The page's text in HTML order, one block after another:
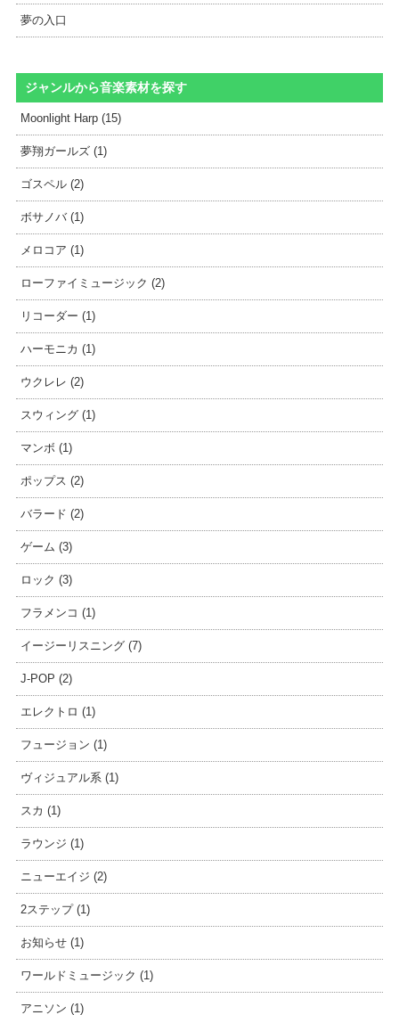
夢の入口
ジャンルから音楽素材を探す
Moonlight Harp (15)
夢翔ガールズ (1)
ゴスペル (2)
ボサノバ (1)
メロコア (1)
ローファイミュージック (2)
リコーダー (1)
ハーモニカ (1)
ウクレレ (2)
スウィング (1)
マンボ (1)
ポップス (2)
バラード (2)
ゲーム (3)
ロック (3)
フラメンコ (1)
イージーリスニング (7)
J-POP (2)
エレクトロ (1)
フュージョン (1)
ヴィジュアル系 (1)
スカ (1)
ラウンジ (1)
ニューエイジ (2)
2ステップ (1)
お知らせ (1)
ワールドミュージック (1)
アニソン (1)